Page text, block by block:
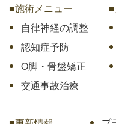
■施術メニュー
自律神経の調整
認知症予防
O脚・骨盤矯正
交通事故治療